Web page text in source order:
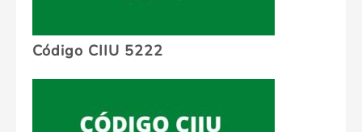
Código CIIU 5222